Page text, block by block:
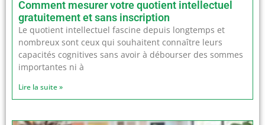
Comment mesurer votre quotient intellectuel
gratuitement et sans inscription
Le quotient intellectuel fascine depuis longtemps et
nombreux sont ceux qui souhaitent connaître leurs
capacités cognitives sans avoir à débourser des sommes
importantes ni à
Lire la suite »